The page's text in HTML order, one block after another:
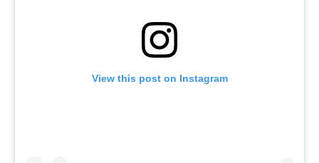
View this post on Instagram